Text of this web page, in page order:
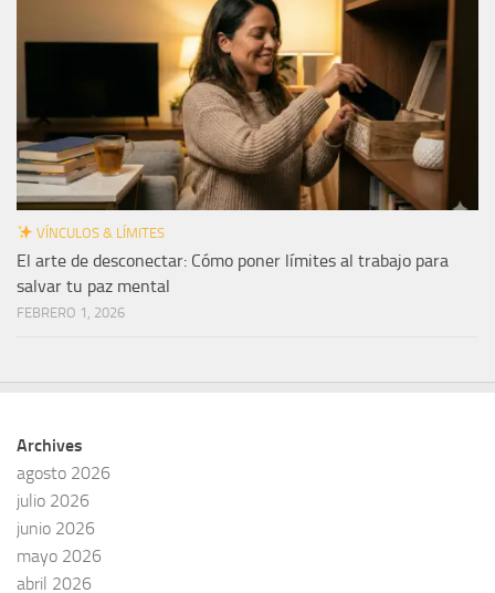
VÍNCULOS & LÍMITES
El arte de desconectar: Cómo poner límites al trabajo para
salvar tu paz mental
FEBRERO 1, 2026
Archives
agosto 2026
julio 2026
junio 2026
mayo 2026
abril 2026